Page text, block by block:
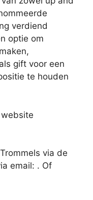
verdiend
optie om
gift voor een
te houden
via de
email: . Of